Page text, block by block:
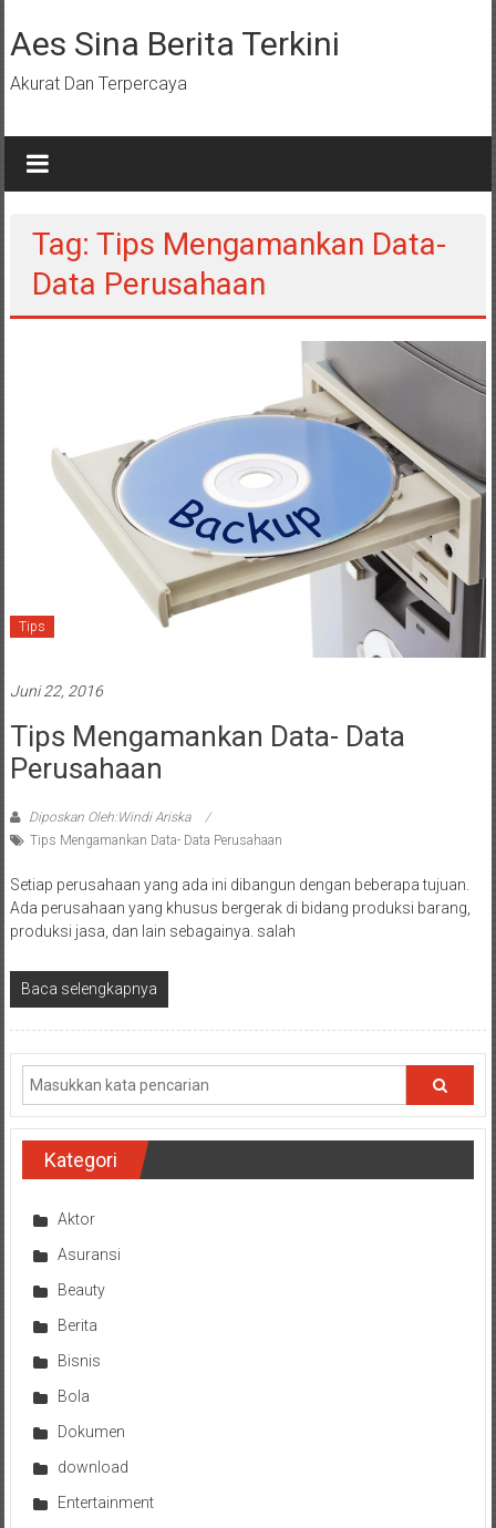
ke
konten
Aes Sina Berita Terkini
Akurat Dan Terpercaya
Tag: Tips Mengamankan Data-
Data Perusahaan
Tips
Juni 22, 2016
Tips Mengamankan Data- Data
Perusahaan
Diposkan Oleh:Windi Ariska
Tips Mengamankan Data- Data Perusahaan
Setiap perusahaan yang ada ini dibangun dengan beberapa tujuan.
Ada perusahaan yang khusus bergerak di bidang produksi barang,
produksi jasa, dan lain sebagainya. salah
Baca selengkapnya
Kategori
Aktor
Asuransi
Beauty
Berita
Bisnis
Bola
Dokumen
download
Entertainment